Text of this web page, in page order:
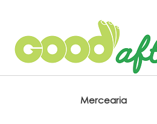
Mercearia